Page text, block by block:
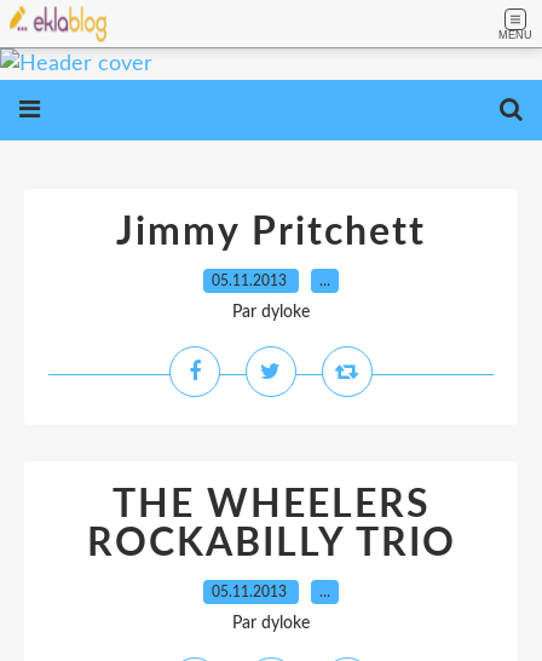
MENU
Jimmy Pritchett
05.11.2013 …
Par dyloke
THE WHEELERS
ROCKABILLY TRIO
05.11.2013 …
Par dyloke